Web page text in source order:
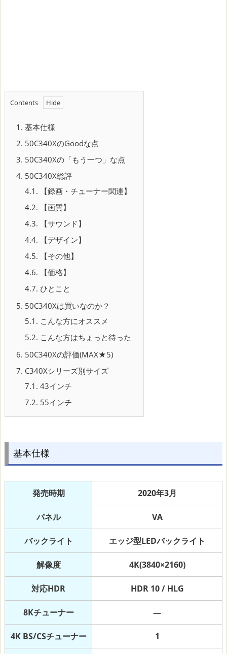
Contents
1. 基本仕様
2. 50C340XのGoodな点
3. 50C340Xの「もう一つ」な点
4. 50C340X総評
4.1. 【録画・チューナー関連】
4.2. 【画質】
4.3. 【サウンド】
4.4. 【デザイン】
4.5. 【その他】
4.6. 【価格】
4.7. ひとこと
5. 50C340Xは買いなのか？
5.1. こんな方にオススメ
5.2. こんな方はちょっと待った
6. 50C340Xの評価(MAX★5)
7. C340Xシリーズ別サイズ
7.1. 43インチ
7.2. 55インチ
基本仕様
発売時期 2020年3月
パネル VA
バックライト エッジ型LEDバックライト
解像度 4K(3840×2160)
対応HDR HDR 10 / HLG
8Kチューナー ―
4K BS/CSチューナー 1